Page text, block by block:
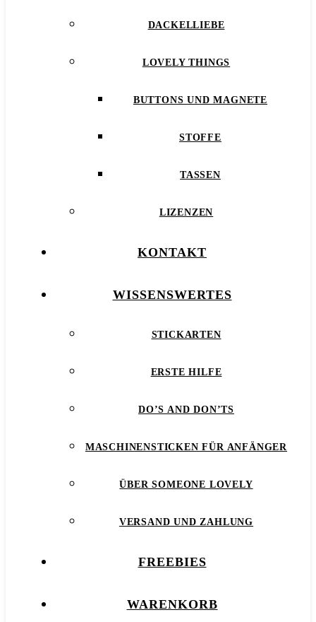
DACKELLIEBE
LOVELY THINGS
BUTTONS UND MAGNETE
STOFFE
TASSEN
LIZENZEN
KONTAKT
WISSENSWERTES
STICKARTEN
ERSTE HILFE
DO’S AND DON’TS
MASCHINENSTICKEN FÜR ANFÄNGER
ÜBER SOMEONE LOVELY
VERSAND UND ZAHLUNG
FREEBIES
WARENKORB